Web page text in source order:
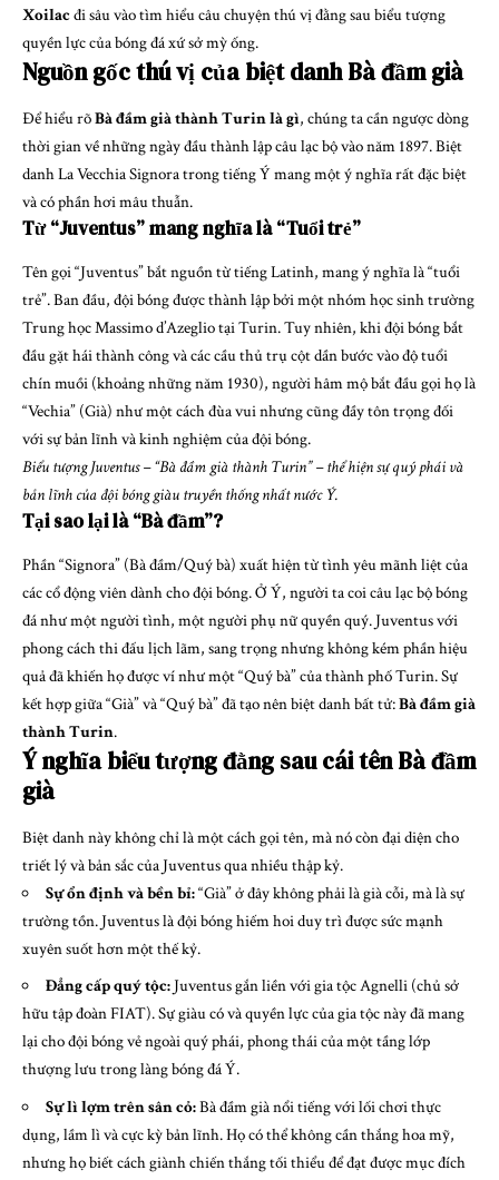
Xoilacđi sâu vào tìm hiểu câu chuyện thú vị đằng sau biểu tượng
quyền lực của bóng đá xứ sở mỳ ống.
Nguồn gốc thú vị của biệt danh Bà đầm già
Để hiểu rõBà đầm già thành Turin là gì, chúng ta cần ngược dòng
thời gian về những ngày đầu thành lập câu lạc bộ vào năm 1897. Biệt
danh La Vecchia Signora trong tiếng Ý mang một ý nghĩa rất đặc biệt
và có phần hơi mâu thuẫn.
Từ “Juventus” mang nghĩa là “Tuổi trẻ”
Tên gọi “Juventus” bắt nguồn từ tiếng Latinh, mang ý nghĩa là “tuổi
trẻ”. Ban đầu, đội bóng được thành lập bởi một nhóm học sinh trường
Trung học Massimo d’Azeglio tại Turin. Tuy nhiên, khi đội bóng bắt
đầu gặt hái thành công và các cầu thủ trụ cột dần bước vào độ tuổi
chín muồi (khoảng những năm 1930), người hâm mộ bắt đầu gọi họ là
“Vechia” (Già) như một cách đùa vui nhưng cũng đầy tôn trọng đối
với sự bản lĩnh và kinh nghiệm của đội bóng.
Biểu tượng Juventus – “Bà đầm già thành Turin” – thể hiện sự quý phái và
bản lĩnh của đội bóng giàu truyền thống nhất nước Ý.
Tại sao lại là “Bà đầm”?
Phần “Signora” (Bà đầm/Quý bà) xuất hiện từ tình yêu mãnh liệt của
các cổ động viên dành cho đội bóng. Ở Ý, người ta coi câu lạc bộ bóng
đá như một người tình, một người phụ nữ quyền quý. Juventus với
phong cách thi đấu lịch lãm, sang trọng nhưng không kém phần hiệu
quả đã khiến họ được ví như một “Quý bà” của thành phố Turin. Sự
kết hợp giữa “Già” và “Quý bà” đã tạo nên biệt danh bất tử:Bà đầm già
thành Turin.
Ý nghĩa biểu tượng đằng sau cái tên Bà đầm
già
Biệt danh này không chỉ là một cách gọi tên, mà nó còn đại diện cho
triết lý và bản sắc của Juventus qua nhiều thập kỷ.
Sự ổn định và bền bỉ:“Già” ở đây không phải là già cỗi, mà là sự
trường tồn. Juventus là đội bóng hiếm hoi duy trì được sức mạnh
xuyên suốt hơn một thế kỷ.
Đẳng cấp quý tộc: Juventus gắn liền với gia tộc Agnelli (chủ sở
hữu tập đoàn FIAT). Sự giàu có và quyền lực của gia tộc này đã mang
lại cho đội bóng vẻ ngoài quý phái, phong thái của một tầng lớp
thượng lưu trong làng bóng đá Ý.
Sự lì lợm trên sân cỏ:Bà đầm già nổi tiếng với lối chơi thực
dụng, lầm lì và cực kỳ bản lĩnh. Họ có thể không cần thắng hoa mỹ,
nhưng họ biết cách giành chiến thắng tối thiểu để đạt được mục đích